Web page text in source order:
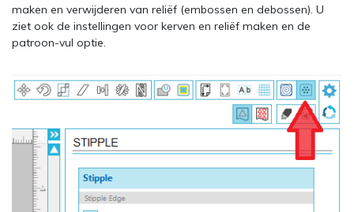
maken en verwijderen van reliëf (embossen en debossen). U
ziet ook de instellingen voor kerven en reliëf maken en de
patroon-vul optie.